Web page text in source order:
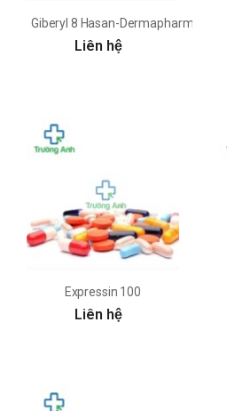
Giberyl 8 Hasan-Dermapharm
Liên hệ
Expressin 100
Liên hệ